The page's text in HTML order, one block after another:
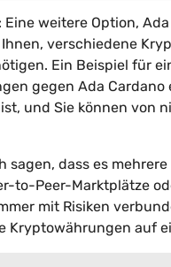
weitere Option,
verschiedene
Ein Beispiel für
gegen Ada
und Sie können von
sagen, dass es
to-Peer-Marktplätze
mit Risiken
Kryptowährungen auf